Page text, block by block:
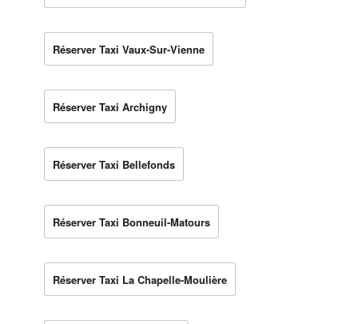
Réserver Taxi Vaux-Sur-Vienne
Réserver Taxi Archigny
Réserver Taxi Bellefonds
Réserver Taxi Bonneuil-Matours
Réserver Taxi La Chapelle-Moulière